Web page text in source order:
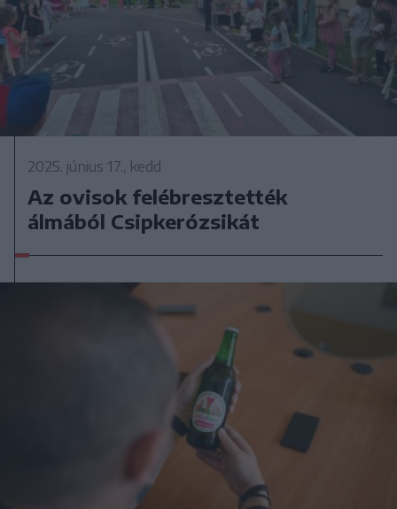
2025. június 17., kedd
Az ovisok felébresztették
álmából Csipkerózsikát